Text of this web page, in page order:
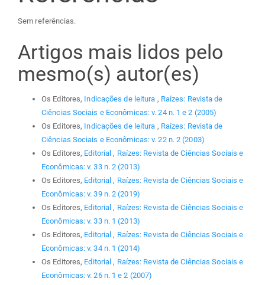
Sem referências.
Artigos mais lidos pelo
mesmo(s) autor(es)
Os Editores, Indicações de leitura , Raízes: Revista de
Ciências Sociais e Econômicas: v. 24 n. 1 e 2 (2005)
Os Editores, Indicações de leitura , Raízes: Revista de
Ciências Sociais e Econômicas: v. 22 n. 2 (2003)
Os Editores, Editorial , Raízes: Revista de Ciências Sociais e
Econômicas: v. 33 n. 2 (2013)
Os Editores, Editorial , Raízes: Revista de Ciências Sociais e
Econômicas: v. 39 n. 2 (2019)
Os Editores, Editorial , Raízes: Revista de Ciências Sociais e
Econômicas: v. 33 n. 1 (2013)
Os Editores, Editorial , Raízes: Revista de Ciências Sociais e
Econômicas: v. 34 n. 1 (2014)
Os Editores, Editorial , Raízes: Revista de Ciências Sociais e
Econômicas: v. 26 n. 1 e 2 (2007)